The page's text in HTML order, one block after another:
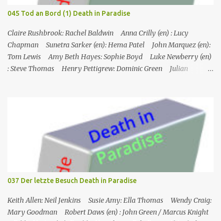
wo es ein Hotel namens Hotel Cecile gibt, das den Taylor-Brüdern
(Elliot und Charlie) gehört. Während Humphrey und Martha
gemeinsam im Speisesa...
045 Tod an Bord (1) Death in Paradise
Claire Rushbrook: Rachel Baldwin Anna Crilly (en) : Lucy
Chapman Sunetra Sarker (en): Hema Patel John Marquez (en):
Tom Lewis Amy Beth Hayes: Sophie Boyd Luke Newberry (en)
: Steve Thomas Henry Pettigrew: Dominic Green Julian
seinem Boot aufgefunden. Der Verdacht fällt zunächst auf die
Touristen, die das Boot mit seinem Steuermann am Tag des
Mordes gemietet hatten, und dann auf eine Gruppe von Touristen,
die das Boot am nächsten Tag mieten sollten. Einziges Problem:
Die Verdächtigen sind nach England zurückgekehrt. Der
Kommandant beschließt daraufhin, sein Team (mit Ausnahme von
JP) nach London zu schicken, um die Ermittlungen mit Hilfe eines
037 Der letzte Besuch Death in Paradise
Keith Allen: Neil Jenkins Susie Amy: Ella Thomas Wendy Craig:
Mary Goodman Robert Daws (en) : John Green / Marcus Knight